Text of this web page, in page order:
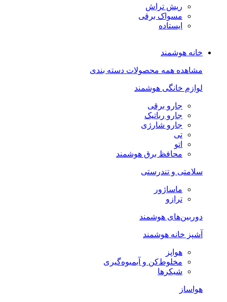
ریش تراش
مسواک برقی
ایستاده
خانه هوشمند
مشاهده همه محصولات دسته بندی
لوازم خانگی هوشمند
جارو برقی
جارو رباتیک
جارو شارژی
تی
اتو
محافظ برق هوشمند
سلامتی و تندرستی
ماساژور
ترازو
دوربین‌های هوشمند
آشپز خانه هوشمند
هواپز
مخلوط‌کن و آبمیوه‌گیری
شیکرها
هواساز